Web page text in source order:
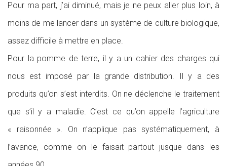
Pour ma part, j’ai diminué, mais je ne peux aller plus loin, à
moins de me lancer dans un système de culture biologique,
assez difficile à mettre en place.
Pour la pomme de terre, il y a un cahier des charges qui
nous est imposé par la grande distribution. Il y a des
produits qu’on s’est interdits. On ne déclenche le traitement
que s’il y a maladie. C’est ce qu’on appelle l’agriculture
« raisonnée ». On n’applique pas systématiquement, à
l’avance, comme on le faisait partout jusque dans les